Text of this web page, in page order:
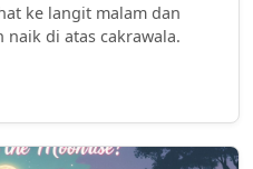
ke langit malam dan
naik di atas cakrawala.